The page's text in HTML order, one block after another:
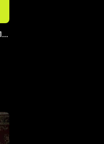
ПОЦЕЛУЙ НА ПРОЩАНЬЕ НЕ РАЗЛУЧАЕТ НАС…